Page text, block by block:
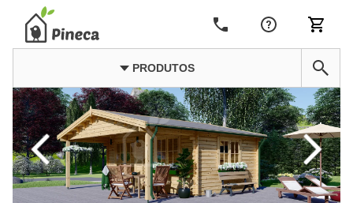
PRODUTOS